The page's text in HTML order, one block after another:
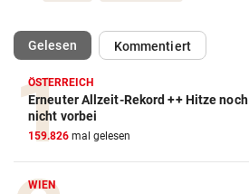
Gelesen(ausgewählt)Kommentiert
ÖSTERREICH
Erneuter Allzeit-Rekord ++ Hitze noch
nicht vorbei
159.826 mal gelesen
WIEN